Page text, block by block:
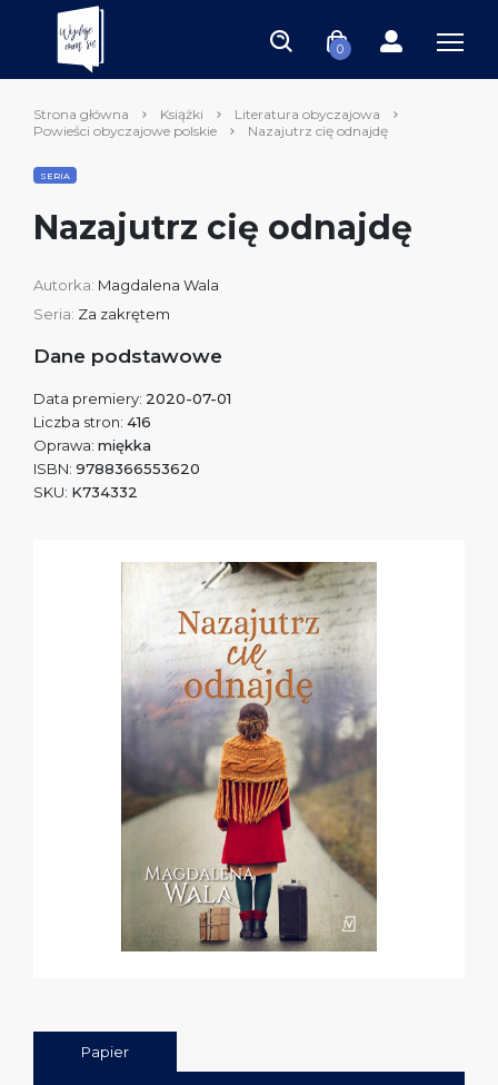
0
Strona główna Książki
Literatura obyczajowa
Powieści obyczajowe polskie
Nazajutrz cię odnajdę
SERIA
Nazajutrz cię odnajdę
Autorka: Magdalena Wala
Seria: Za zakrętem
Dane podstawowe
Data premiery: 2020-07-01
Liczba stron: 416
Oprawa: miękka
ISBN: 9788366553620
SKU: K734332
Papier